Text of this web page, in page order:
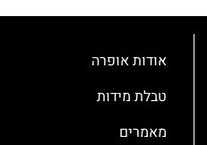
אודות אופרה
טבלת מידות
מאמרים